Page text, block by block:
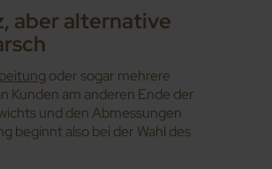
aber alternative
oder sogar mehrere
Kunden am anderen Ende der
und den Abmessungen
beginnt also bei der Wahl des